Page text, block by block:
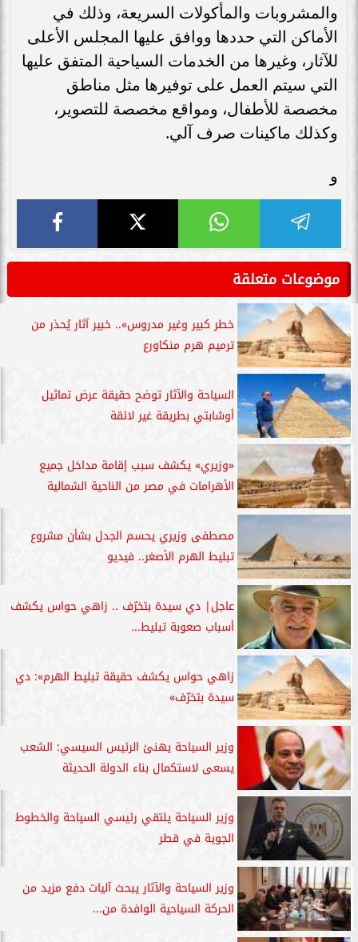
والمشروبات والمأكولات السريعة، وذلك في
الأماكن التي حددها ووافق عليها المجلس الأعلى
للآثار، وغيرها من الخدمات السياحية المتفق عليها
التي سيتم العمل على توفيرها مثل مناطق
مخصصة للأطفال، ومواقع مخصصة للتصوير،
وكذلك ماكينات صرف آلي.
و
موضوعات متعلقة
خطر كبير وغير مدروس».. خبير آثار يُحذر من
ترميم هرم منكاورع
السياحة والآثار توضح حقيقة عرض تماثيل
أوشابتي بطريقة غير لائقة
«وزيري» يكشف سبب إقامة مداخل جميع
الأهرامات في مصر من الناحية الشمالية
مصطفى وزيري يحسم الجدل بشأن مشروع
تبليط الهرم الأصغر.. فيديو
عاجل| دي سيدة بتخرّف .. زاهي حواس يكشف
أسباب صعوبة تبليط...
زاهي حواس يكشف حقيقة تبليط الهرم»: دي
سيدة بتخرّف»
وزير السياحة يهنئ الرئيس السيسي: الشعب
يسعى لاستكمال بناء الدولة الحديثة
وزير السياحة يلتقي رئيسي السياحة والخطوط
الجوية في قطر
وزير السياحة والآثار يبحث آليات دفع مزيد من
الحركة السياحية الوافدة من...